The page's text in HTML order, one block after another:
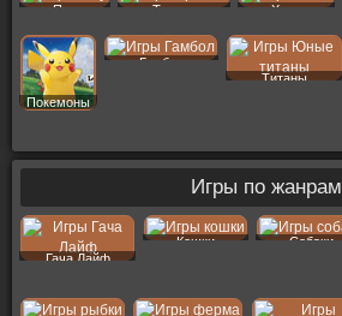
Поу Тролли
Халк
Покемоны
Гамбол
Титаны
Игры по жанрам
Гача Лайф
Кошки Собаки